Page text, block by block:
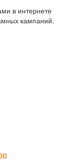
в интернете
кампаний.